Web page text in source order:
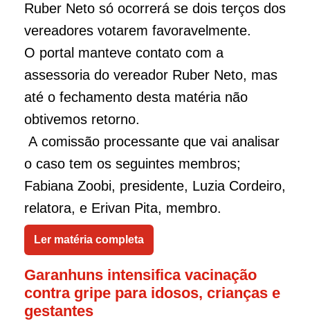
Ruber Neto só ocorrerá se dois terços dos
vereadores votarem favoravelmente.
O portal manteve contato com a
assessoria do vereador Ruber Neto, mas
até o fechamento desta matéria não
obtivemos retorno.
A comissão processante que vai analisar
o caso tem os seguintes membros;
Fabiana Zoobi, presidente, Luzia Cordeiro,
relatora, e Erivan Pita, membro.
Ler matéria completa
Garanhuns intensifica vacinação
contra gripe para idosos, crianças e
gestantes